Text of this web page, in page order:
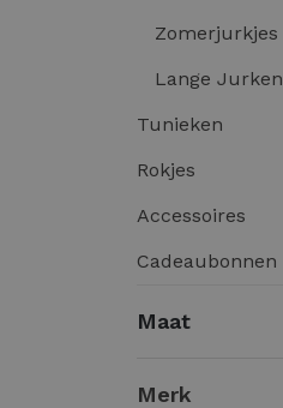
Zomerjurkjes
Lange Jurken
Tunieken
Rokjes
Accessoires
Cadeaubonnen
Maat
Merk